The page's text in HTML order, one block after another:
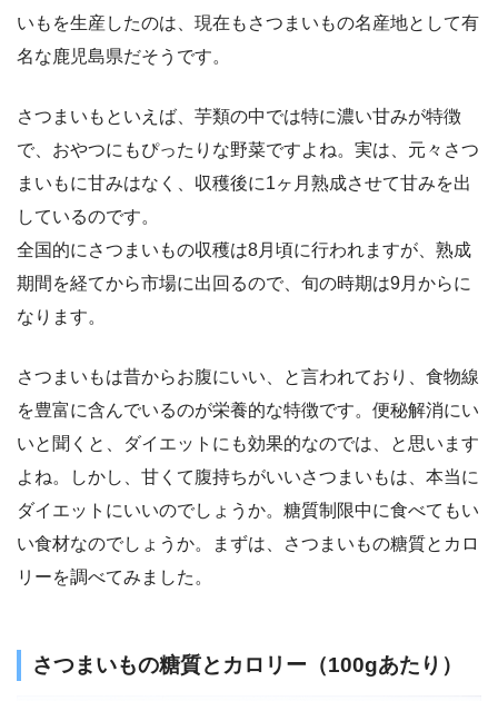
いもを生産したのは、現在もさつまいもの名産地として有
名な鹿児島県だそうです。
さつまいもといえば、芋類の中では特に濃い甘みが特徴
で、おやつにもぴったりな野菜ですよね。実は、元々さつ
まいもに甘みはなく、収穫後に1ヶ月熟成させて甘みを出
しているのです。
全国的にさつまいもの収穫は8月頃に行われますが、熟成
期間を経てから市場に出回るので、旬の時期は9月からに
なります。
さつまいもは昔からお腹にいい、と言われており、食物線
を豊富に含んでいるのが栄養的な特徴です。便秘解消にい
いと聞くと、ダイエットにも効果的なのでは、と思います
よね。しかし、甘くて腹持ちがいいさつまいもは、本当に
ダイエットにいいのでしょうか。糖質制限中に食べてもい
い食材なのでしょうか。まずは、さつまいもの糖質とカロ
リーを調べてみました。
さつまいもの糖質とカロリー（100gあたり）